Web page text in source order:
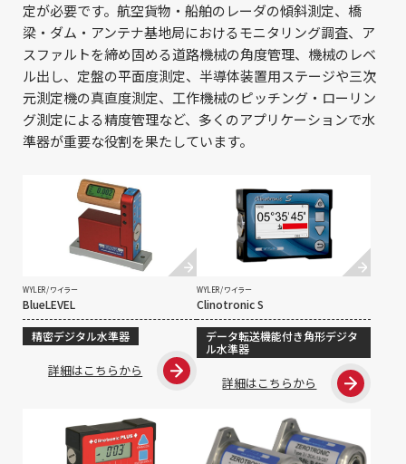
定が必要です。航空貨物・船舶のレーダの傾斜測定、橋
梁・ダム・アンテナ基地局におけるモニタリング調査、ア
スファルトを締め固める道路機械の角度管理、機械のレベ
ル出し、定盤の平面度測定、半導体装置用ステージや三次
元測定機の真直度測定、工作機械のピッチング・ローリン
グ測定による精度管理など、多くのアプリケーションで水
準器が重要な役割を果たしています。
WYLER / ワイラー
BlueLEVEL
精密デジタル水準器
詳細はこちらから
WYLER / ワイラー
Clinotronic S
データ転送機能付き角形デジタ
ル水準器
詳細はこちらから